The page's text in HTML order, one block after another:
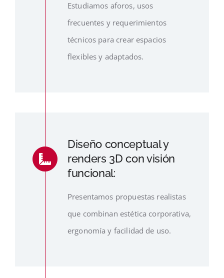
Estudiamos aforos, usos
frecuentes y requerimientos
técnicos para crear espacios
flexibles y adaptados.
Diseño conceptual y
renders 3D con visión
funcional:
Presentamos propuestas realistas
que combinan estética corporativa,
ergonomía y facilidad de uso.